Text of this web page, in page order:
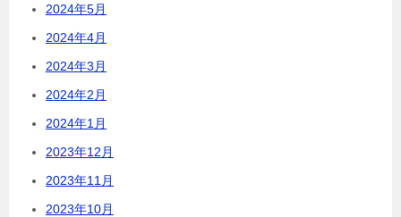
2024年5月
2024年4月
2024年3月
2024年2月
2024年1月
2023年12月
2023年11月
2023年10月